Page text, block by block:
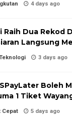
4 days ago
Raih Dua Rekod
Langsung
3 days ago
Boleh
1 Tiket
Cepat 5 days ago